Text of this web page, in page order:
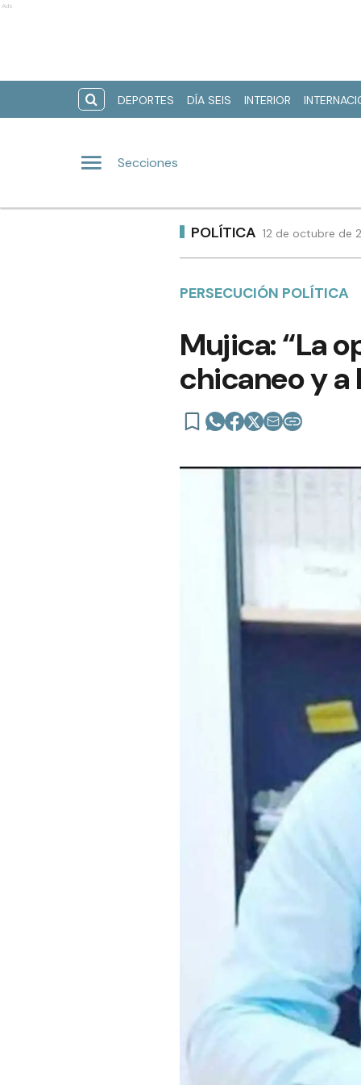
Ads
DEPORTES DÍA SEIS INTERIOR
Secciones
POLÍTICA 12 de octubre de
PERSECUCIÓN POLÍTICA
Mujica: “La
chicaneo y a